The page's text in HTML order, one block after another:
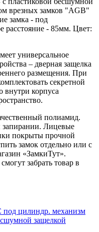
врезных замков "AGB"
замка - под
- 85мм. Цвет:
универсальное
– дверная защелка
размещения. При
секретной
внутри корпуса
полиамид.
Лицевые
покрыты прочной
замок отдельно или с
«ЗамкиТут».
забрать товар в